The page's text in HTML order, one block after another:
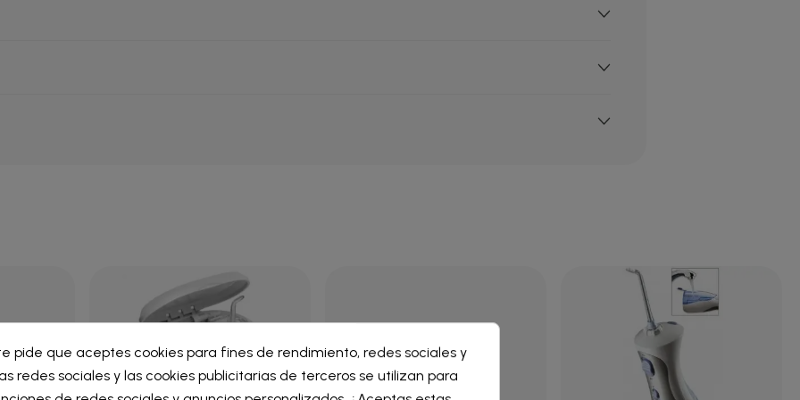
de la lista de deseos
sesión ×
pide que aceptes cookies para fines de rendimiento, redes sociales y
redes sociales y las cookies publicitarias de terceros se utilizan para